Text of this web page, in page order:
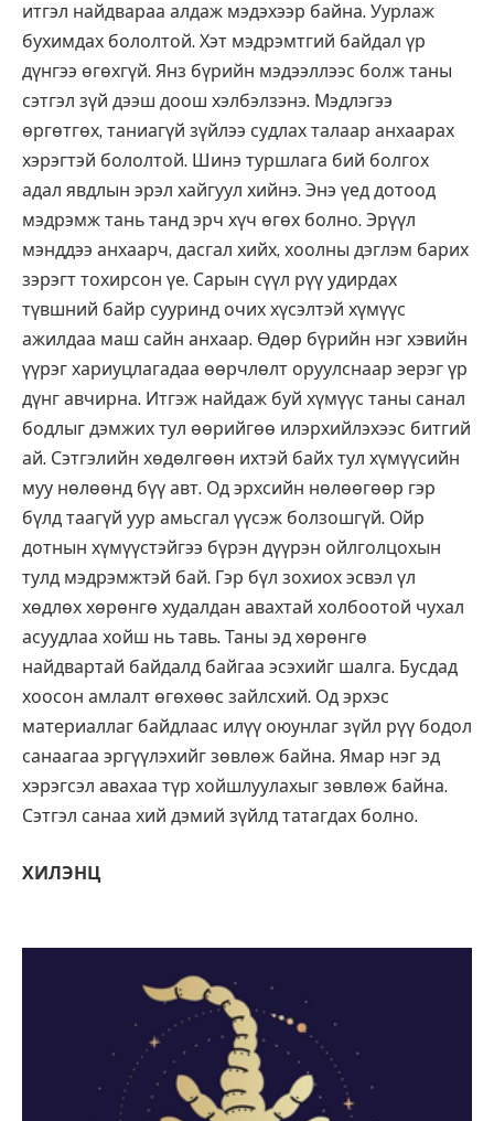
итгэл найдвараа алдаж мэдэхээр байна. Уурлаж
бухимдах бололтой. Хэт мэдрэмтгий байдал үр
дүнгээ өгөхгүй. Янз бүрийн мэдээллээс болж таны
сэтгэл зүй дээш доош хэлбэлзэнэ. Мэдлэгээ
өргөтгөх, таниагүй зүйлээ судлах талаар анхаарах
хэрэгтэй бололтой. Шинэ туршлага бий болгох
адал явдлын эрэл хайгуул хийнэ. Энэ үед дотоод
мэдрэмж тань танд эрч хүч өгөх болно. Эрүүл
мэнддээ анхаарч, дасгал хийх, хоолны дэглэм барих
зэрэгт тохирсон үе. Сарын сүүл рүү удирдах
түвшний байр сууринд очих хүсэлтэй хүмүүс
ажилдаа маш сайн анхаар. Өдөр бүрийн нэг хэвийн
үүрэг хариуцлагадаа өөрчлөлт оруулснаар эерэг үр
дүнг авчирна. Итгэж найдаж буй хүмүүс таны санал
бодлыг дэмжих тул өөрийгөө илэрхийлэхээс битгий
ай. Сэтгэлийн хөдөлгөөн ихтэй байх тул хүмүүсийн
муу нөлөөнд бүү авт. Од эрхсийн нөлөөгөөр гэр
бүлд таагүй уур амьсгал үүсэж болзошгүй. Ойр
дотнын хүмүүстэйгээ бүрэн дүүрэн ойлголцохын
тулд мэдрэмжтэй бай. Гэр бүл зохиох эсвэл үл
хөдлөх хөрөнгө худалдан авахтай холбоотой чухал
асуудлаа хойш нь тавь. Таны эд хөрөнгө
найдвартай байдалд байгаа эсэхийг шалга. Бусдад
хоосон амлалт өгөхөөс зайлсхий. Од эрхэс
материаллаг байдлаас илүү оюунлаг зүйл рүү бодол
санаагаа эргүүлэхийг зөвлөж байна. Ямар нэг эд
хэрэгсэл авахаа түр хойшлуулахыг зөвлөж байна.
Сэтгэл санаа хий дэмий зүйлд татагдах болно.
ХИЛЭНЦ